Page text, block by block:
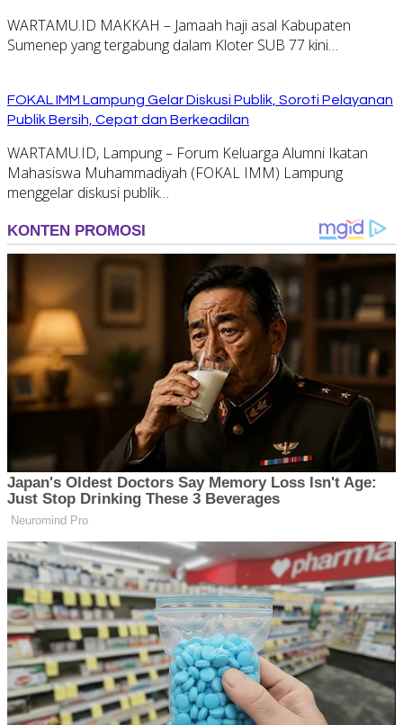
WARTAMU.ID MAKKAH – Jamaah haji asal Kabupaten
Sumenep yang tergabung dalam Kloter SUB 77 kini…
FOKAL IMM Lampung Gelar Diskusi Publik, Soroti Pelayanan
Publik Bersih, Cepat dan Berkeadilan
WARTAMU.ID, Lampung – Forum Keluarga Alumni Ikatan
Mahasiswa Muhammadiyah (FOKAL IMM) Lampung
menggelar diskusi publik…